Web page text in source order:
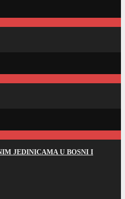
JEDINICAMA U BOSNI I